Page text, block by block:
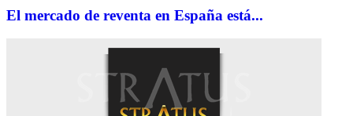
El mercado de reventa en España está...